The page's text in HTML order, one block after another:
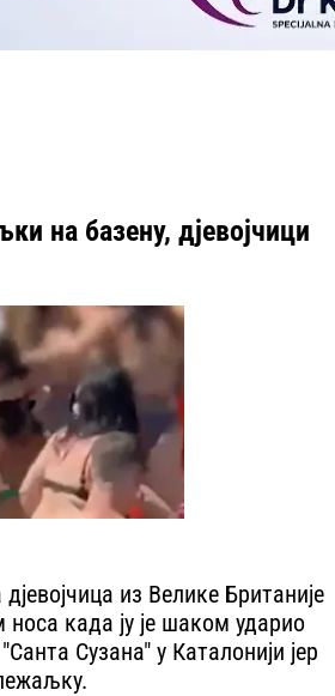
на базену, дјевојчици
из Велике Британије
носа када ју је шаком ударио
Сузана" у Каталонији јер